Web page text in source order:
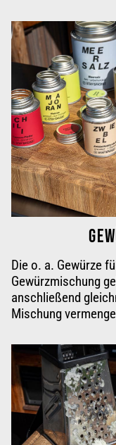
Die o. a. Gewürze
Gewürzmischung
anschließend
Mischung